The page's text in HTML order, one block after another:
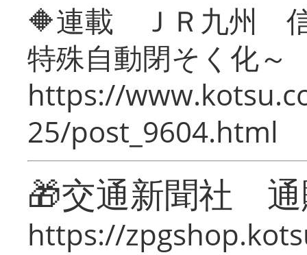
🔶連載 ＪＲ九州 信
特殊自動閉そく化～
https://
25/post_9604.html
🎁交通新聞社
https://